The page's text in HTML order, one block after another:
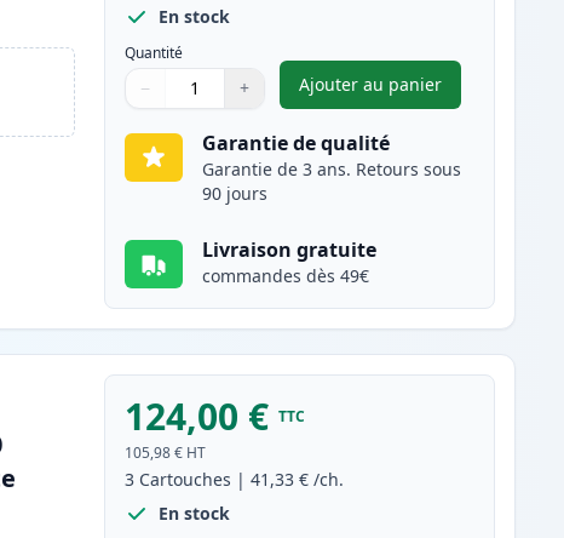
En stock
Quantité
Quantité
Utilisez les boutons pour ajuster
− +
Quantité
Ajouter au panier
,Pack de 5 Brother
Garantie de qualité
Garantie de 3 ans. Retours sous
90 jours
Livraison gratuite
commandes dès 49€
124,00 € TTC
105,98 € HT
3 Cartouches |41,33 € /ch.
En stock